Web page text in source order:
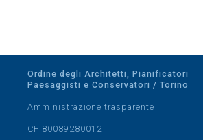
Ordine degli Architetti, Pianificatori
Paesaggisti e Conservatori / Torino
Amministrazione trasparente
CF 80089280012